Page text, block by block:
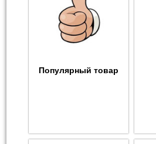
Популярный товар